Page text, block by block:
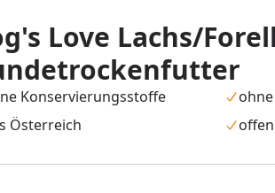
Love Lachs/
Konservierungsstoffe
Österreich